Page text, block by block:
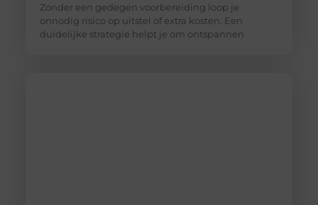
Zonder een gedegen voorbereiding loop je
onnodig risico op uitstel of extra kosten. Een
duidelijke strategie helpt je om ontspannen